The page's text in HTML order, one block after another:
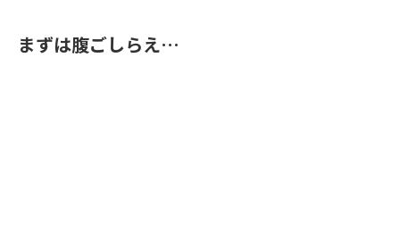
まずは腹ごしらえ…